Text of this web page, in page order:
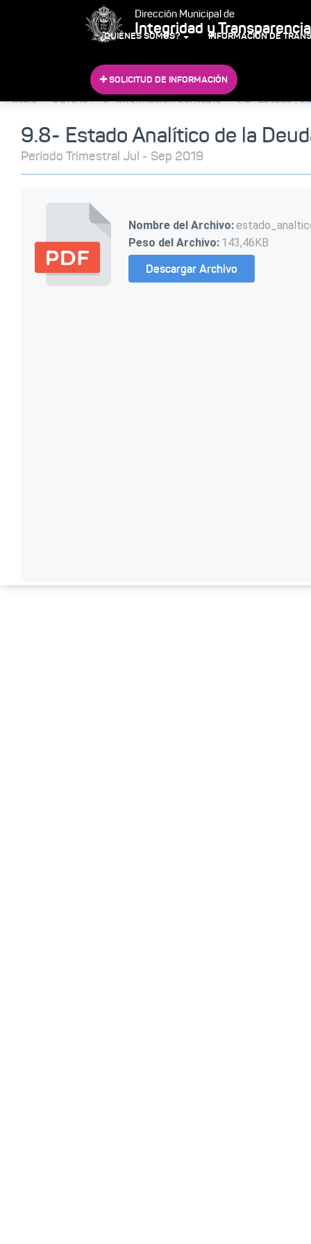
Dirección Municipal de
Integridad y Transparencia
¿QUIÉNES SOMOS? INFORMACIÓN DE
SOLICITUD DE INFORMACIÓN
Inicio CONAC 9- Información Contable 9.8- Estado
9.8- Estado Analítico de la
Período Trimestral Jul - Sep 2019
Nombre del Archivo:
Peso del Archivo: 143,46KB
Descargar Archivo